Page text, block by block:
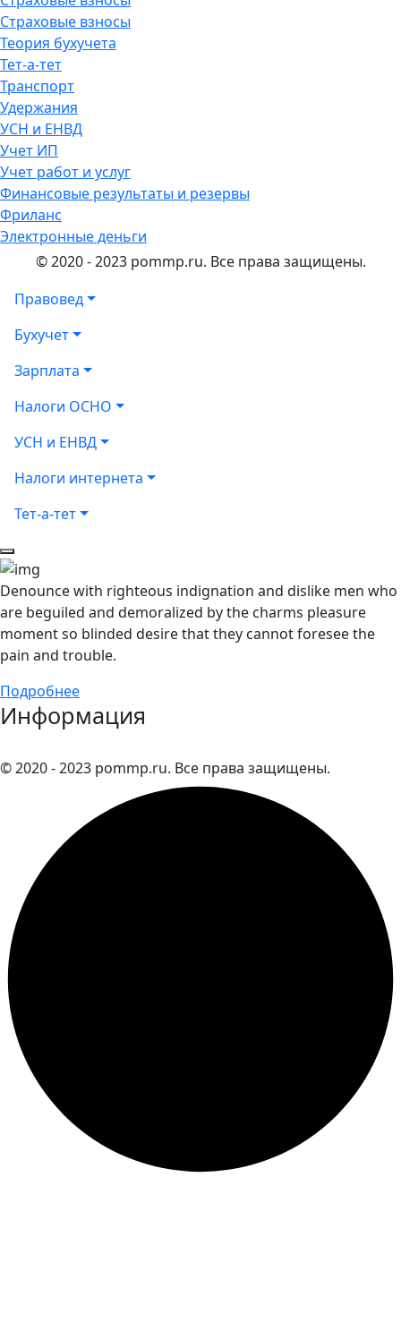
Страховые взносы
Теория бухучета
Тет-а-тет
Транспорт
Удержания
УСН и ЕНВД
Учет ИП
Учет работ и услуг
Финансовые результаты и резервы
Фриланс
Электронные деньги
© 2020 - 2023 pommp.ru. Все права защищены.
Правовед
Бухучет
Зарплата
Налоги ОСНО
УСН и ЕНВД
Налоги интернета
Тет-а-тет
Denounce with righteous indignation and dislike men who
are beguiled and demoralized by the charms pleasure
moment so blinded desire that they cannot foresee the
pain and trouble.
Подробнее
Информация
© 2020 - 2023 pommp.ru. Все права защищены.